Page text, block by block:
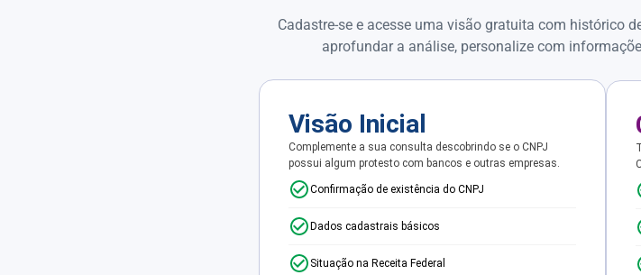
Cadastre-se e acesse uma visão gratuita com histórico
aprofundar a análise, personalize com
Visão Inicial
Complemente a sua consulta descobrindo se o CNPJ
possui algum protesto com bancos e outras empresas.
Confirmação de existência do CNPJ
Dados cadastrais básicos
Situação na Receita Federal